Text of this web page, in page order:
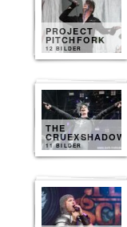
PROJECT
PITCHFORK
12 BILDER
THE
CRUEXSHADOWS
11 BILDER